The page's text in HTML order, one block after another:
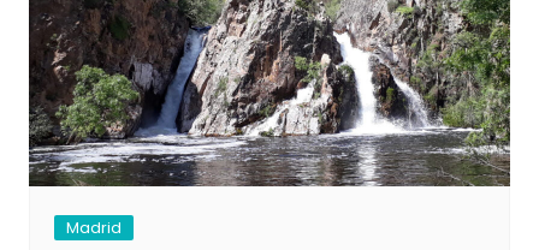
Madrid